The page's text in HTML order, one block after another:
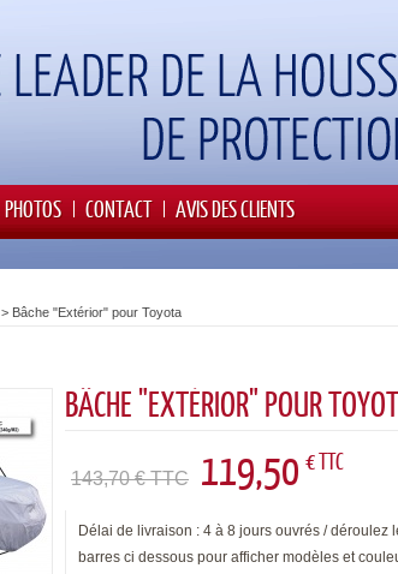
PHOTOS CONTACT AVIS DES CLIENTS
> Bâche "Extérior" pour Toyota
BÂCHE "EXTÉRIOR" POUR
143,70 € TTC 119,50 € TTC
Délai de livraison : 4 à 8 jours ouvrés / déroulez
barres ci dessous pour afficher modèles et